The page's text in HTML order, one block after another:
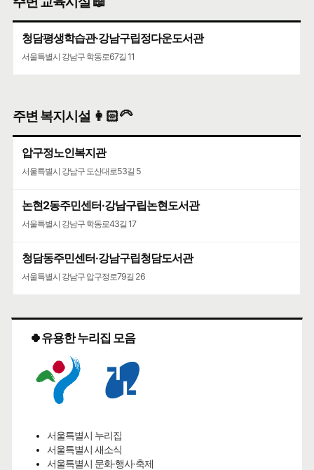
청담평생학습관·강남구립정다운도서관
서울특별시 강남구 학동로67길 11
주변 복지시설 👩🏻‍🦳
압구정노인복지관
서울특별시 강남구 도산대로53길 5
논현2동주민센터·강남구립논현도서관
서울특별시 강남구 학동로43길 17
청담동주민센터·강남구립청담도서관
서울특별시 강남구 압구정로79길 26
🍀유용한 누리집 모음
서울특별시 누리집
서울특별시 새소식
서울특별시 문화·행사·축제